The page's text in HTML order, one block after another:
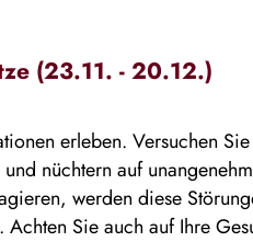
(23.11. - 20.12.)
erleben. Versuchen
nüchtern auf
werden diese
Sie auch auf Ihre